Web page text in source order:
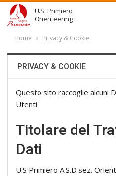
U.S. Primiero
Orienteering
Home Privacy & Cookie
PRIVACY & COOKIE
Questo sito raccoglie alcuni
Utenti
Titolare del
Dati
U.S Primiero A.S.D sez.